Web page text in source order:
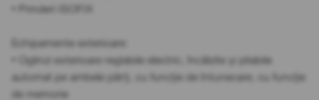
• Prinderi ISOFIX
Echipamente exterioare:
• Oglinzi exterioare reglabile electric, încălzite și pliabile
automat pe ambele părți, cu funcție de întunecare, cu funcție
de memorie